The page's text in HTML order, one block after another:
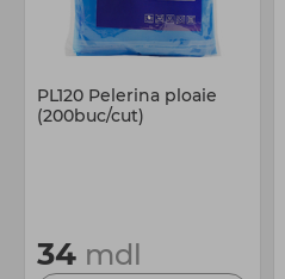
PL120 Pelerina ploaie
(200buc/cut)
34 mdl